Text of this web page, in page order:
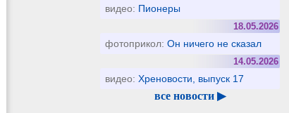
видео: Пионеры
18.05.2026
фотоприкол:Он ничего не сказал
14.05.2026
видео:Хреновости, выпуск 17
все новости ▶